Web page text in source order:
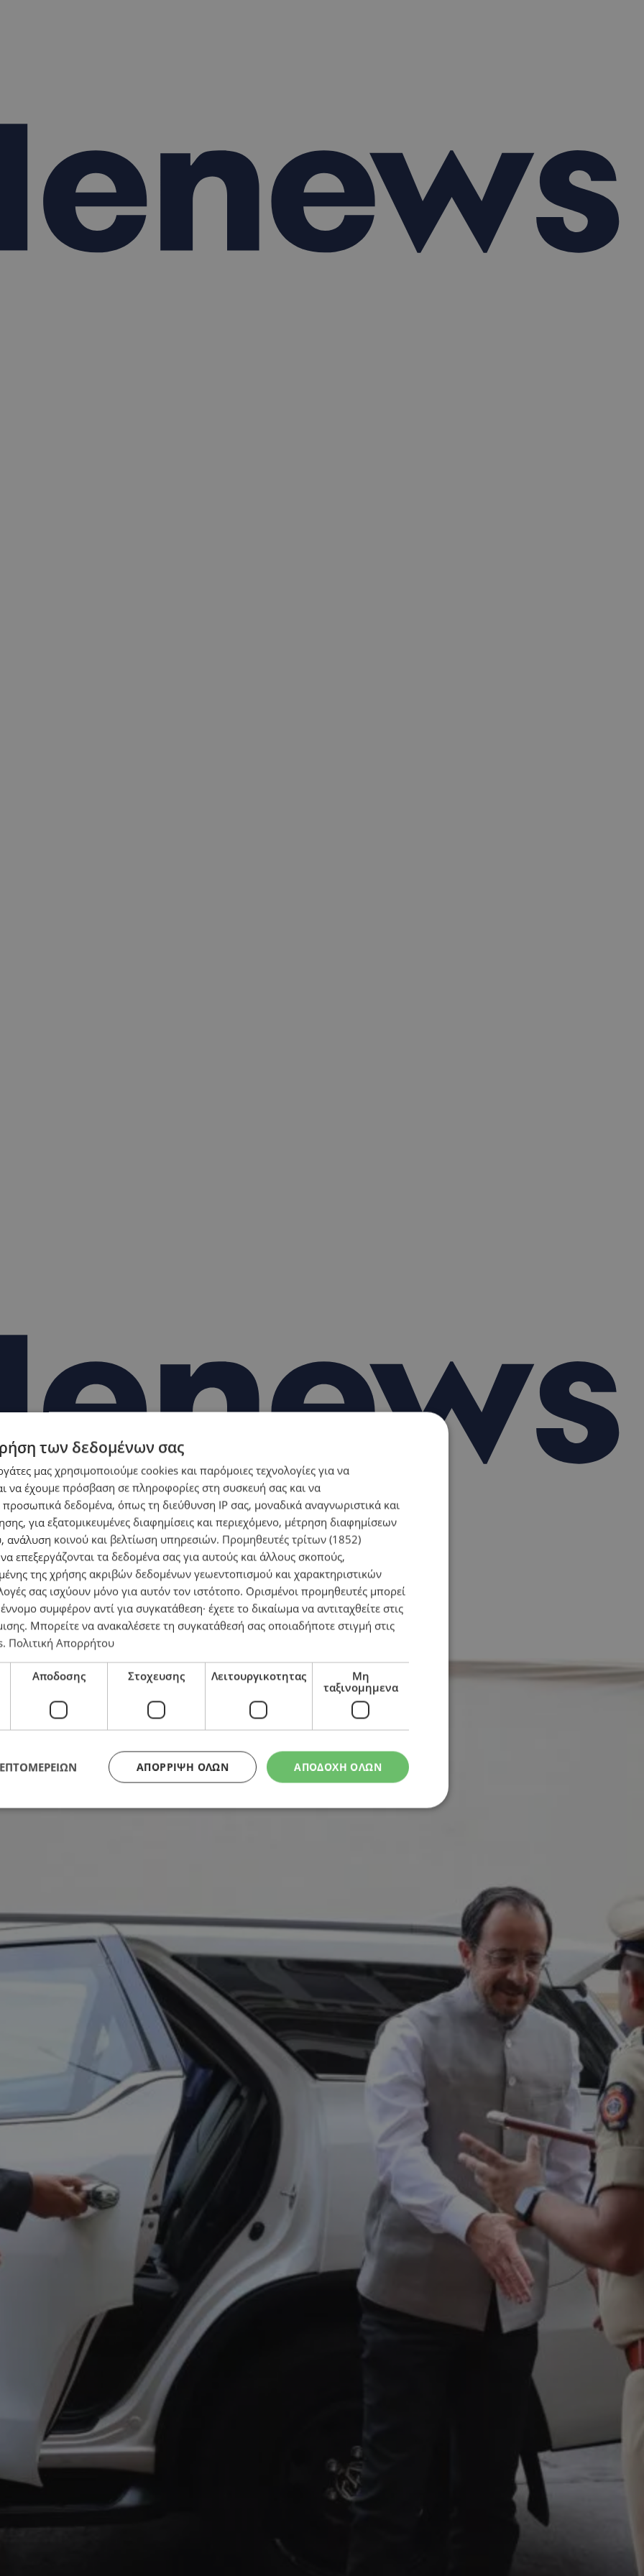
ταινία από το Bollywood στην Κύπρο – Η δήλωση του Προέδρου
των δεδομένων σας
μας χρησιμοποιούμε cookies και παρόμοιες τεχνολογίες για να
να έχουμε πρόσβαση σε πληροφορίες στη συσκευή σας και να
προσωπικά δεδομένα, όπως τη διεύθυνση IP σας, μοναδικά αναγνωριστικά και
για εξατομικευμένες διαφημίσεις και περιεχόμενο, μέτρηση διαφημίσεων
ανάλυση κοινού και βελτίωση υπηρεσιών. Προμηθευτές τρίτων (1852)
να επεξεργάζονται τα δεδομένα σας για αυτούς και άλλους σκοπούς,
της χρήσης ακριβών δεδομένων γεωεντοπισμού και χαρακτηριστικών
σας ισχύουν μόνο για αυτόν τον ιστότοπο. Ορισμένοι προμηθευτές μπορεί
συμφέρον αντί για συγκατάθεση· έχετε το δικαίωμα να αντιταχθείτε στις
. Μπορείτε να ανακαλέσετε τη συγκατάθεσή σας οποιαδήποτε στιγμή στις
. Πολιτική Απορρήτου
Αποδοσης Στοχευσης Λειτουργικοτητας
Μη
ταξινομημενα
ΑΠΟΔΟΧΗ ΟΛΩΝ
ΑΠΌΡΡΙΨΗ ΌΛΩΝ